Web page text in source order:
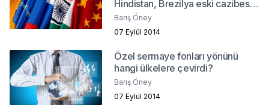
Hindistan, Brezilya eski cazibesini
yitiriyor mu?
Barış Öney
07 Eylül 2014
Özel sermaye fonları yönünü
hangi ülkelere çevirdi?
Barış Öney
07 Eylül 2014